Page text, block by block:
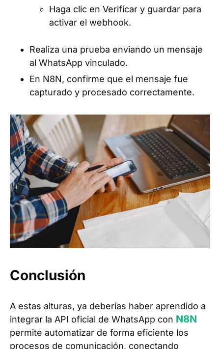
Haga clic en Verificar y guardar para
activar el webhook.
Realiza una prueba enviando un mensaje
al WhatsApp vinculado.
En N8N, confirme que el mensaje fue
capturado y procesado correctamente.
Conclusión
A estas alturas, ya deberías haber aprendido a
integrar la API oficial de WhatsApp con N8N
permite automatizar de forma eficiente los
procesos de comunicación, conectando